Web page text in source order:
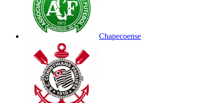
Chapecoense